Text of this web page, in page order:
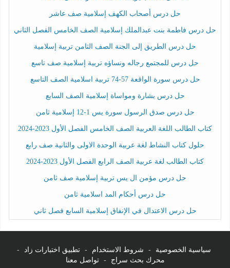
حل درس أصحاب الكهف إسلامية صف عاشر
حل درس فاطمة بنت عبدالملك إسلامية الصف الخامس الفصل الثاني
حل درس الطريق إلى الجنة الصف الثامن تربية إسلامية
حل درس للمجتمع رجاله ونساؤه تربية إسلامية صف تاسع
حل درس سورة الواقعة 57-74 تربية اسلامية الصف التاسع
حل درس بشارة ومواساة إسلامية الصف السابع
حل درس صدق الرسول سورة يس 1-12 إسلامية ثامن
كتاب الطالب اللغة العربية الصف الخامس الفصل الأول 2023-2024
حلول كتاب النشاط لغة عربية الوحدة الاولى والثانية صف رابع
كتاب الطالب لغة عربية الصف الرابع الفصل الأول 2023-2024
حل درس مؤمن ال يس تربية إسلامية صف ثامن
حل درس أحكام المد اسلامية ثامن
حل درس الاعتدال في الإنفاق إسلامية السابع فصل ثاني
سياسية الخصوصية - شروط الاستخدام - تطبيق اختبارات زاد
-
محرك بحث سراج
- تواصل معنا